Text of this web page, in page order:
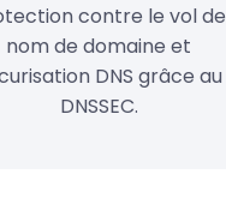
contre le vol de
nom de domaine et
DNS grâce au
DNSSEC.